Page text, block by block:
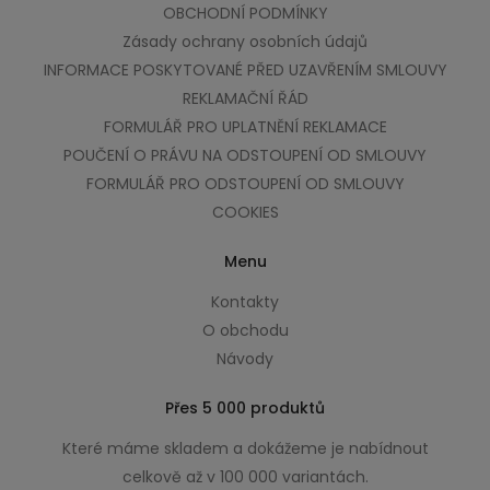
OBCHODNÍ PODMÍNKY
Zásady ochrany osobních údajů
INFORMACE POSKYTOVANÉ PŘED UZAVŘENÍM SMLOUVY
REKLAMAČNÍ ŘÁD
FORMULÁŘ PRO UPLATNĚNÍ REKLAMACE
POUČENÍ O PRÁVU NA ODSTOUPENÍ OD SMLOUVY
FORMULÁŘ PRO ODSTOUPENÍ OD SMLOUVY
COOKIES
Menu
Kontakty
O obchodu
Návody
Přes 5 000 produktů
Které máme skladem a dokážeme je nabídnout
celkově až v 100 000 variantách.